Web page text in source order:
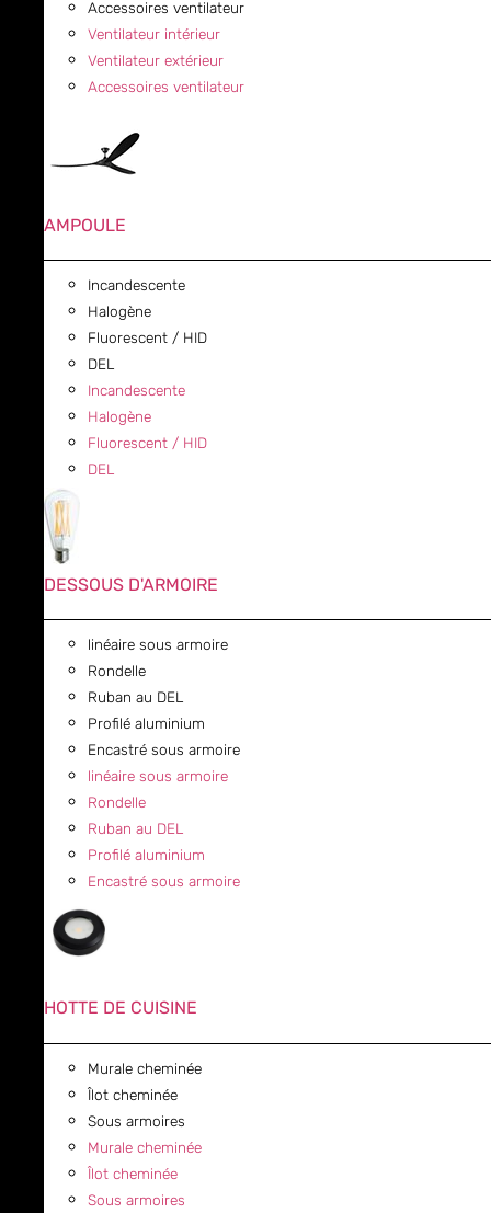
Accessoires ventilateur
Ventilateur intérieur
Ventilateur extérieur
Accessoires ventilateur
AMPOULE
Incandescente
Halogène
Fluorescent / HID
DEL
Incandescente
Halogène
Fluorescent / HID
DEL
DESSOUS D'ARMOIRE
linéaire sous armoire
Rondelle
Ruban au DEL
Profilé aluminium
Encastré sous armoire
linéaire sous armoire
Rondelle
Ruban au DEL
Profilé aluminium
Encastré sous armoire
HOTTE DE CUISINE
Murale cheminée
Îlot cheminée
Sous armoires
Murale cheminée
Îlot cheminée
Sous armoires